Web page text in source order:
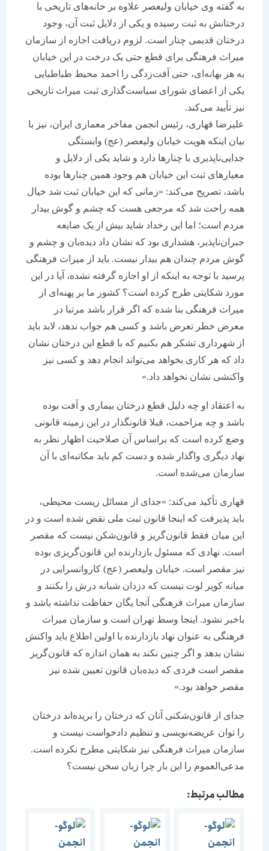
به گفته وی خیابان ولیعصر علاوه بر خانه‌های تاریخی با
درختانش به ثبت رسیده و یکی از دلایل ثبت آن، وجود
درختان قدیمی چنار است. لزوم دریافت اجازه از سازمان
میراث فرهنگی برای قطع حتی یک درخت در این خیابان
به هر بهانه‌ای، حتی آفت‌زدگی را احمد محیط طباطبایی
یکی از اعضای شورای سیاست‌گذاری ثبت میراث تاریخی
نیز تأیید می‌کند.
علیرضا قهاری، رئیس انجمن مفاخر معماری ایران، نیز با
بیان اینکه هویت خیابان ولیعصر (عج) وابستگی
جدایی‌ناپذیری با چنارها دارد و شاید یکی از دلایل و
معیارهای ثبت این خیابان هم وجود همین چنارها بوده
باشد، تصریح می‌کند: «زمانی که این خیابان ثبت شد خیال
همه راحت شد که مرجعی هست که چشم و گوش بیدار
مردم است؛ اما این رخداد شاید بیش از یک ضایعه
جبران‌ناپذیر، هشداری بود که نشان داد دیده‌بان و چشم و
گوش مردم چندان هم بیدار نیست. باید از میراث فرهنگی
پرسید با توجه به اینکه از او اجازه گرفته نشده، آیا در این
مورد شکایتی طرح کرده است؟ کشور ما بر پهنه‌ای از
میراث فرهنگی بنا شده که اگر قرار باشد مرتبا در
معرض خطر تعرض باشد و کسی هم جواب ندهد، لابد باید
از شهرداری تشکر هم بکنیم که با قطع این درختان نشان
داد که هر کاری بخواهد می‌تواند انجام دهد و کسی نیز
واکنشی نشان نخواهد داد.»
به اعتقاد او چه دلیل قطع درختان بیماری و آفت بوده
باشد و چه مزاحمت، قبلا قانونگذار در این زمینه قانونی
وضع کرده است که بر‌اساس آن صلاحیت اظهار نظر به
نهاد دیگری واگذار شده و دست‌ کم باید مکاتبه‌ای با آن
سازمان می‌شده است.
قهاری تأکید می‌کند: «جدای از مسائل زیست محیطی،
باید پذیرفت که اینجا قانون ثبت ملی نقض شده است و در
این میان فقط قانون‌گریز و قانون‌شکن نیست که مقصر
است. نهادی که مسئول بازدارنده این قانون‌گریزی بوده
نیز مقصر است. خیابان ولیعصر (عج) کاروانسرایی در
میانه کویر لوت نیست که دزدان شبانه درش را بکنند و
سازمان میراث فرهنگی آنجا یگان حفاظت نداشته باشد و
باخبر نشود. اینجا وسط تهران است و سازمان میراث
فرهنگی به عنوان نهاد بازدارنده با اولین اطلاع باید واکنش
نشان بدهد و اگر چنین نکند به همان اندازه که قانون‌گریز
مقصر است فردی که دیده‌بان قانون تعیین شده نیز
مقصر خواهد بود.»
جدای از قانون‌شکنی آنان که درختان را بریده‌اند درختان
را توان عریضه‌نویسی و تنظیم دادخواست نیست و
سازمان میراث فرهنگی نیز شکایتی مطرح نکرده است.
مدعی‌العموم را این بار چرا زبان سخن نیست؟
مطالب مرتبط: